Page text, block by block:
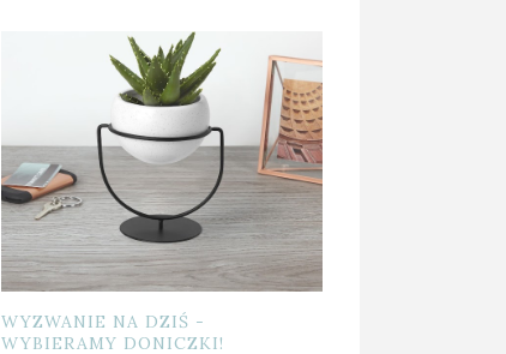
WYZWANIE NA DZIŚ -
WYBIERAMY DONICZKI!